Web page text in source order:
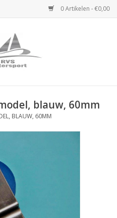
0 Artikelen - €0,00
blauw, 60mm
BLAUW, 60MM